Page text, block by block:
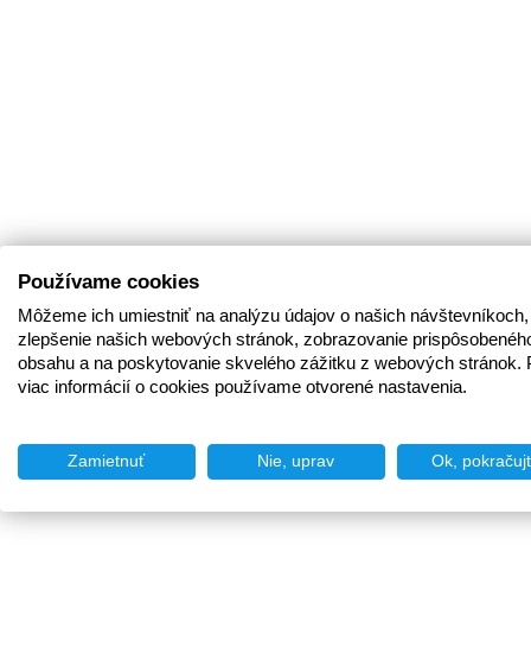
Používame cookies
Môžeme ich umiestniť na analýzu údajov o našich
zlepšenie našich webových stránok, zobrazovanie
obsahu a na poskytovanie skvelého zážitku z webových stránok.
viac informácií o cookies používame otvorené nastavenia.
Zamietnuť Nie, uprav Ok,